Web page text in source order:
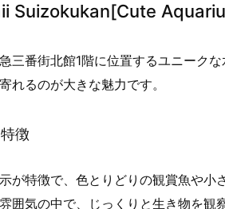
Suizokukan[Cute
三番街北館1階に位置するユニーク
れるのが大きな魅力です。
徴
が特徴で、色とりどりの観賞魚や
囲気の中で、じっくりと生き物を観